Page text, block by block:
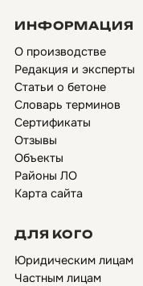
ИНФОРМАЦИЯ
О производстве
Редакция и эксперты
Статьи о бетоне
Словарь терминов
Сертификаты
Отзывы
Объекты
Районы ЛО
Карта сайта
ДЛЯ КОГО
Юридическим лицам
Частным лицам